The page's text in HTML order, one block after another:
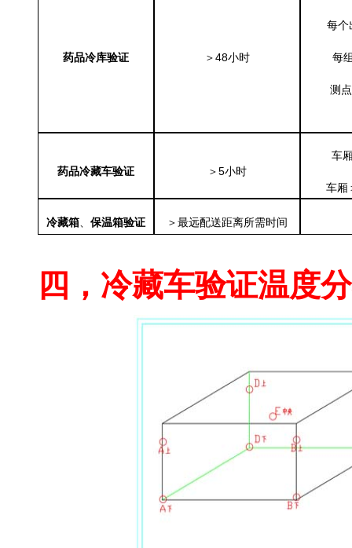
药品冷库验证 ＞48小时
每个
每
测
药品冷藏车验证 ＞5小时
车
车厢
冷藏箱 保温箱验证 ＞最远配送距离所需时间
四，冷藏车验证温度